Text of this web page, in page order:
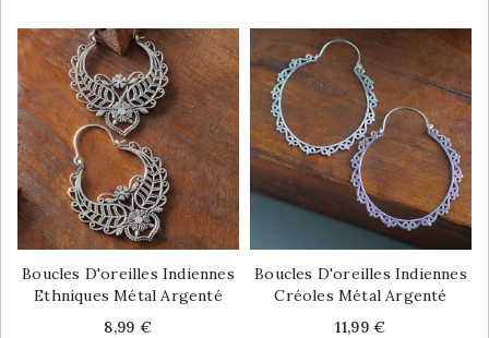
Boucles D'oreilles Indiennes
Ethniques Métal Argenté
Price
8,99 €
Boucles D'oreilles Indiennes
Créoles Métal Argenté
Price
11,99 €